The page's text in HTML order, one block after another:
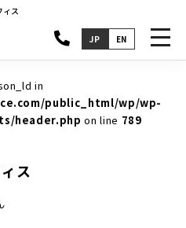
in
public_html/wp/wp-
header.php on line 789
ィス
JP EN
ス